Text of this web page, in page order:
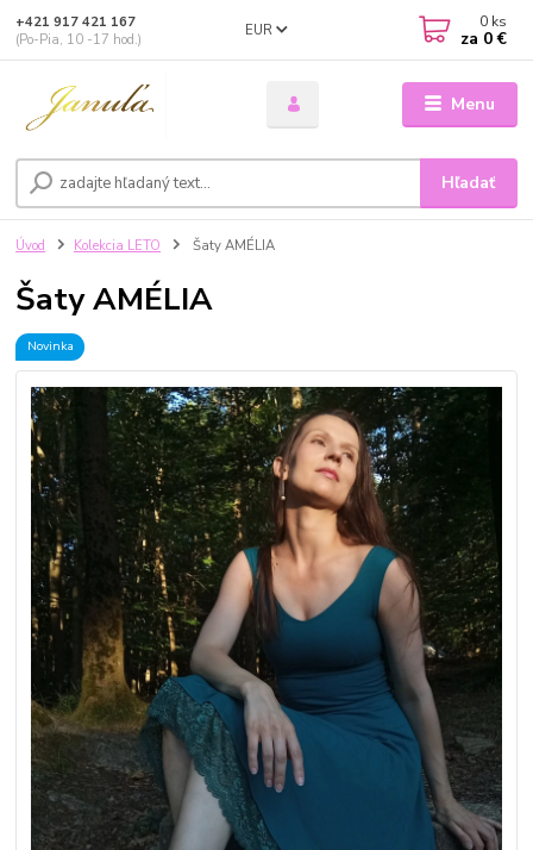
Menu
EUR
Hľadať
+421 917 421 167
(Po-Pia, 10 -17 hod.)
0 ks
za 0 €
Úvod Kolekcia LETO Šaty AMÉLIA
Šaty AMÉLIA
Novinka